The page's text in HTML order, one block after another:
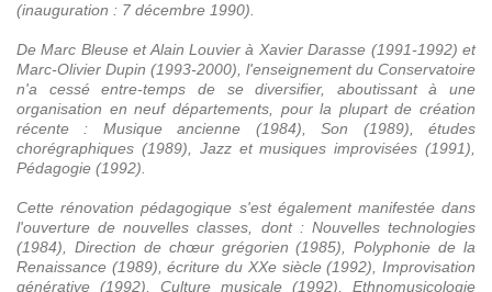
(inauguration : 7 décembre 1990).
De Marc Bleuse et Alain Louvier à Xavier Darasse (1991-1992) et
Marc-Olivier Dupin (1993-2000), l'enseignement du Conservatoire
n'a cessé entre-temps de se diversifier, aboutissant à une
organisation en neuf départements, pour la plupart de création
récente : Musique ancienne (1984), Son (1989), études
chorégraphiques (1989), Jazz et musiques improvisées (1991),
Pédagogie (1992).
Cette rénovation pédagogique s'est également manifestée dans
l'ouverture de nouvelles classes, dont : Nouvelles technologies
(1984), Direction de chœur grégorien (1985), Polyphonie de la
Renaissance (1989), écriture du XXe siècle (1992), Improvisation
générative (1992), Culture musicale (1992), Ethnomusicologie